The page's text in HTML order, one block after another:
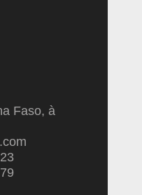
Faso, à